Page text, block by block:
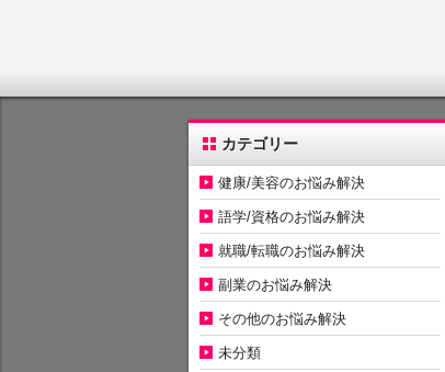
カテゴリー
健康/美容のお悩み解決
語学/資格のお悩み解決
就職/転職のお悩み解決
副業のお悩み解決
その他のお悩み解決
未分類